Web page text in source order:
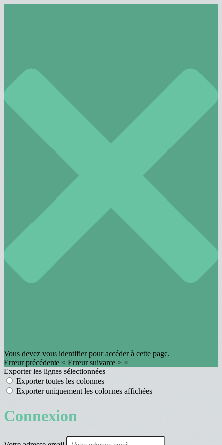
Vous devez vous identifier pour accéder à cette page.
Erreur précédente < Erreur suivante > ×
Exporter les lignes sélectionnées
Exporter toutes les colonnes
Exporter uniquement les colonnes affichées
Connexion